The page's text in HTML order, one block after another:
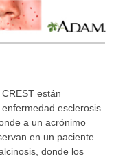
están
esclerosis
a un acrónimo
en un paciente
donde los